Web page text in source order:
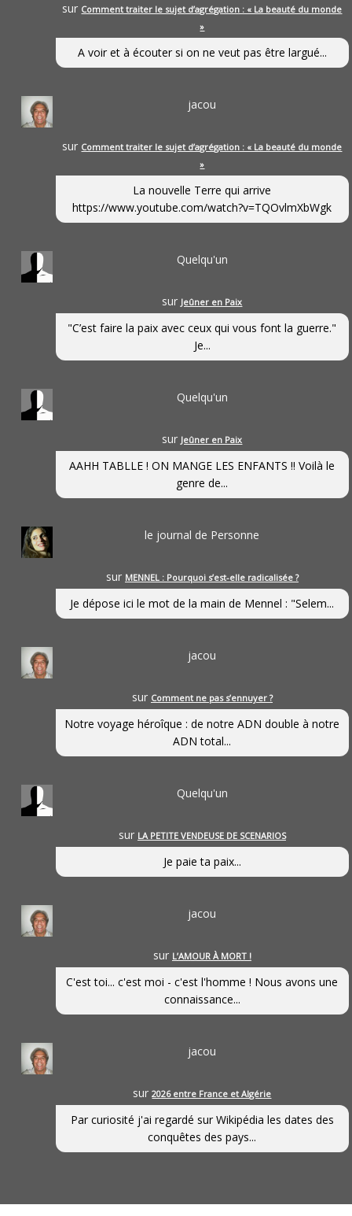
sur Comment traiter le sujet d’agrégation : « La beauté du monde
»
A voir et à écouter si on ne veut pas être largué...
jacou
sur Comment traiter le sujet d’agrégation : « La beauté du monde
»
La nouvelle Terre qui arrive
https://www.youtube.com/watch?v=TQOvlmXbWgk
Quelqu'un
sur Jeûner en Paix
"C’est faire la paix avec ceux qui vous font la guerre."
Je...
Quelqu'un
sur Jeûner en Paix
AAHH TABLLE ! ON MANGE LES ENFANTS !! Voilà le
genre de...
le journal de Personne
sur MENNEL : Pourquoi s’est-elle radicalisée ?
Je dépose ici le mot de la main de Mennel : "Selem...
jacou
sur Comment ne pas s’ennuyer ?
Notre voyage héroîque : de notre ADN double à notre
ADN total...
Quelqu'un
sur LA PETITE VENDEUSE DE SCENARIOS
Je paie ta paix...
jacou
sur L’AMOUR À MORT !
C'est toi... c'est moi - c'est l'homme ! Nous avons une
connaissance...
jacou
sur2026 entre France et Algérie
Par curiosité j'ai regardé sur Wikipédia les dates des
conquêtes des pays...